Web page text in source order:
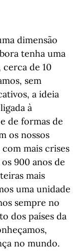
dimensão
tenha uma
de 10
sem
a ideia
à
de formas de
os nossos
com mais crises
900 anos de
mais
uma unidade
sempre no
dos países da
no mundo.